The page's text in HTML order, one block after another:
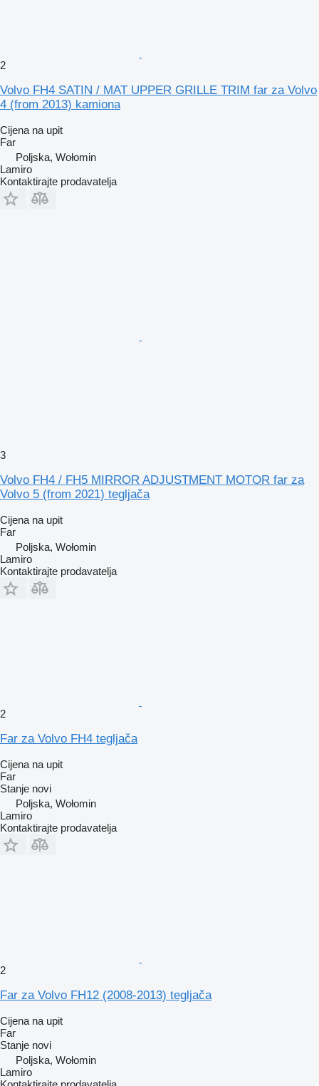
2
Volvo FH4 SATIN / MAT UPPER GRILLE TRIM far za Volvo
4 (from 2013) kamiona
Cijena na upit
Far
Poljska, Wołomin
Lamiro
Kontaktirajte prodavatelja
3
Volvo FH4 / FH5 MIRROR ADJUSTMENT MOTOR far za
Volvo 5 (from 2021) tegljača
Cijena na upit
Far
Poljska, Wołomin
Lamiro
Kontaktirajte prodavatelja
2
Far za Volvo FH4 tegljača
Cijena na upit
Far
Stanje novi
Poljska, Wołomin
Lamiro
Kontaktirajte prodavatelja
2
Far za Volvo FH12 (2008-2013) tegljača
Cijena na upit
Far
Stanje novi
Poljska, Wołomin
Lamiro